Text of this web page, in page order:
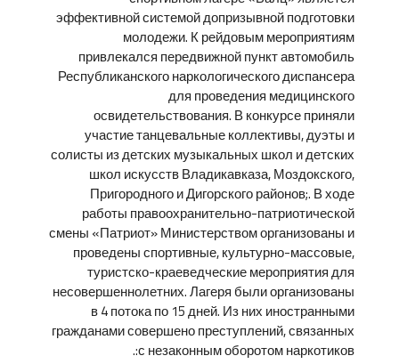
эффективной системой допризывной подготовки
молодежи. К рейдовым мероприятиям
привлекался передвижной пункт автомобиль
Республиканского наркологического диспансера
для проведения медицинского
освидетельствования. В конкурсе приняли
участие танцевальные коллективы, дуэты и
солисты из детских музыкальных школ и детских
школ искусств Владикавказа, Моздокского,
Пригородного и Дигорского районов;. В ходе
работы правоохранительно-патриотической
смены «Патриот» Министерством организованы и
проведены спортивные, культурно-массовые,
туристско-краеведческие мероприятия для
несовершеннолетних. Лагеря были организованы
в 4 потока по 15 дней. Из них иностранными
гражданами совершено преступлений, связанных
с незаконным оборотом наркотиков:.